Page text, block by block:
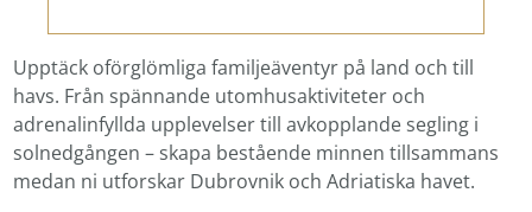
Upptäck oförglömliga familjeäventyr på land och till
havs. Från spännande utomhusaktiviteter och
adrenalinfyllda upplevelser till avkopplande segling i
solnedgången – skapa bestående minnen tillsammans
medan ni utforskar Dubrovnik och Adriatiska havet.